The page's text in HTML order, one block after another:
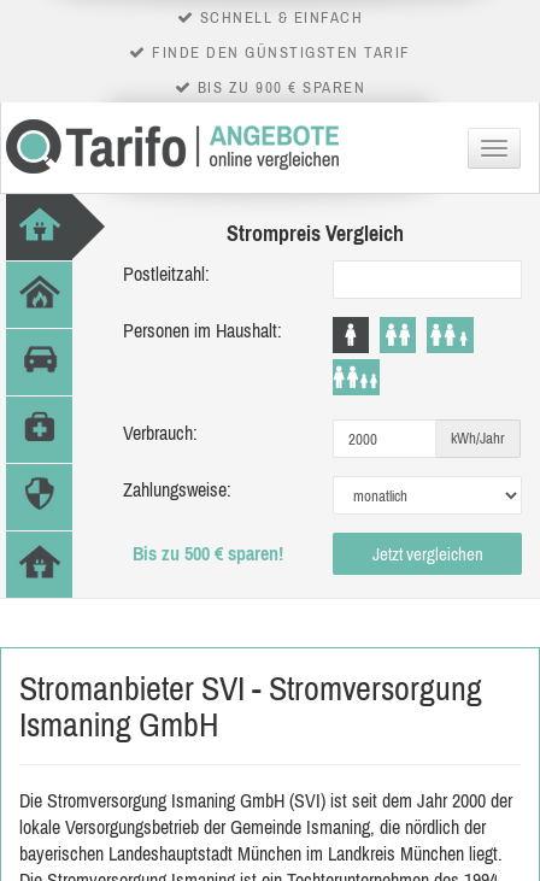
SCHNELL & EINFACH
FINDE DEN GÜNSTIGSTEN TARIF
BIS ZU 900 € SPAREN
Menü
Strompreis Vergleich
Postleitzahl:
Personen im Haushalt:
Verbrauch: kWh/Jahr
Zahlungsweise:
Bis zu 500 € sparen! Jetzt vergleichen
Stromanbieter SVI - Stromversorgung
Ismaning GmbH
Die Stromversorgung Ismaning GmbH (SVI) ist seit dem Jahr 2000 der
lokale Versorgungsbetrieb der Gemeinde Ismaning, die nördlich der
bayerischen Landeshauptstadt München im Landkreis München liegt.